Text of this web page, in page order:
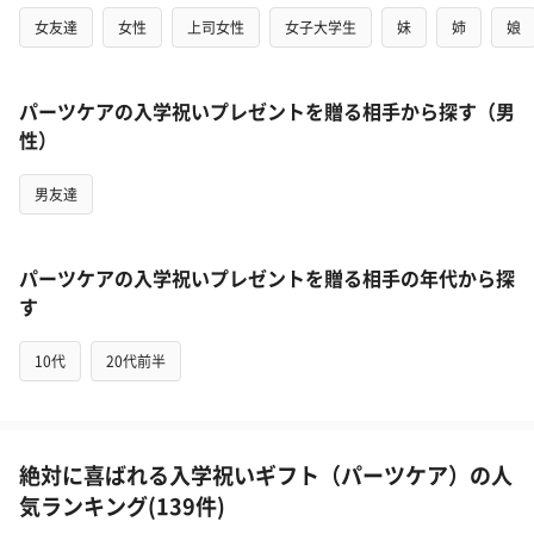
女友達 女性 上司女性 女子大学生 妹 姉 娘
パーツケアの入学祝いプレゼントを贈る相手から探す（男
性）
男友達
パーツケアの入学祝いプレゼントを贈る相手の年代から探
す
10代 20代前半
絶対に喜ばれる入学祝いギフト（パーツケア）の人
気ランキング(139件)